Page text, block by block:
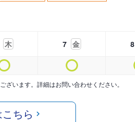
木 7 金 8
います。詳細はお問い合わせください。
ちら